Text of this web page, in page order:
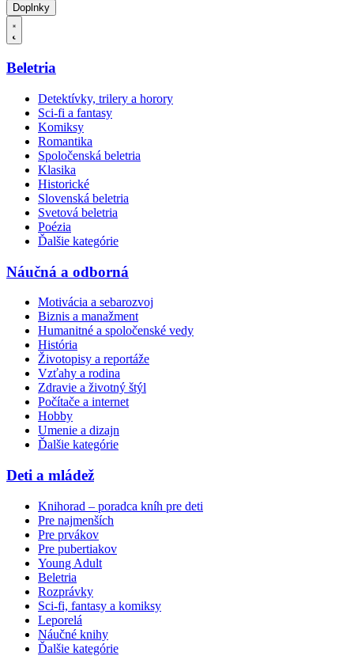
Doplnky
Beletria
Detektívky, trilery a horory
Sci-fi a fantasy
Komiksy
Romantika
Spoločenská beletria
Klasika
Historické
Slovenská beletria
Svetová beletria
Poézia
Ďalšie kategórie
Náučná a odborná
Motivácia a sebarozvoj
Biznis a manažment
Humanitné a spoločenské vedy
História
Životopisy a reportáže
Vzťahy a rodina
Zdravie a životný štýl
Počítače a internet
Hobby
Umenie a dizajn
Ďalšie kategórie
Deti a mládež
Knihorad – poradca kníh pre deti
Pre najmenších
Pre prvákov
Pre pubertiakov
Young Adult
Beletria
Rozprávky
Sci-fi, fantasy a komiksy
Leporelá
Náučné knihy
Ďalšie kategórie